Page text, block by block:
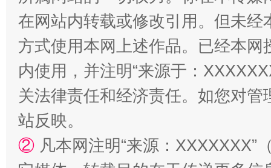
国家大学科技园优化重塑工作
在网站内转载或修改引用。但未
方式使用本网上述作品。已经本
内使用，并注明“来源于：
关法律责任和经济责任。如您对
站反映。
② 凡本网注明“来源：